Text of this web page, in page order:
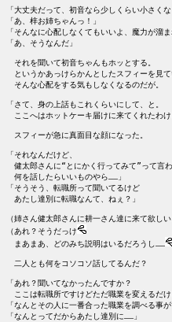
「大丈夫だって、初音なら少しくらい小さく
「あ、梓お姉ちゃんっ！」
「そんなに心配しなくてもいいよ、魔力が溜
「あ、そうなんだ」
それを聞いて初音ちゃんもホッとする。
というかあっけらかんとしたスフィーを見て
そんな心配をする気もしなくなるのだが。
「さて、身の上話もこれくらいにして、と。
ここへはホットケーキ届けに来てくれたわけ
スフィーが急に真面目な顔になった。
「それなんだけど、
健太郎さんに“とにかく行ってみて”って言
何を話したらいいものやら……」
「そうそう、転職所って聞いてるけど
あたし達別に転職なんて、ねぇ？」
（姉さん健太郎さんに耕一さん達に来て欲し
（あれ？そうだっけ
まあまあ、どのみち説明はいるだろうし……
二人とも何をコソコソ話してるんだ？
「あれ？聞いてなかったんですか？
ここは転職所ですけどただ職業を変えるだけ
「なんとその人に一番合った職業を調べる事が
「なんとってだからあたし達別に……」